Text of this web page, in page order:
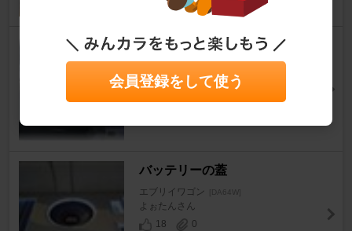
【頑張ろう日本！】 バイモニ
スイッチ取り付け
エブリイワゴン [DA64W]
まっぷぅさん
バッテリーの蓋
エブリイワゴン [DA64W]
よぉたんさん
18
0
会員登録をして使う